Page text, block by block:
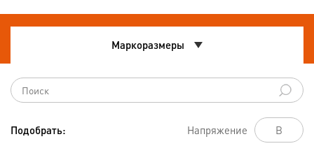
Маркоразмеры
Подобрать: Напряжение